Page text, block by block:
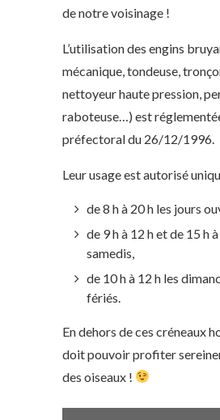
de notre voisinage !
L’utilisation des engins
mécanique, tondeuse,
nettoyeur haute pression,
raboteuse…) est
préfectoral du 26/12/1996.
Leur usage est autorisé
de 8 h à 20 h les jours
de 9 h à 12 h et de 15 h
samedis,
de 10 h à 12 h les
fériés.
En dehors de ces créneaux
doit pouvoir profiter
des oiseaux !